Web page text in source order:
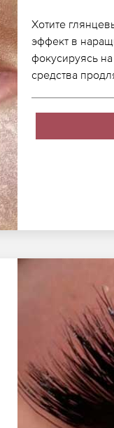
Хотите
эффект в
фокусируясь
средства